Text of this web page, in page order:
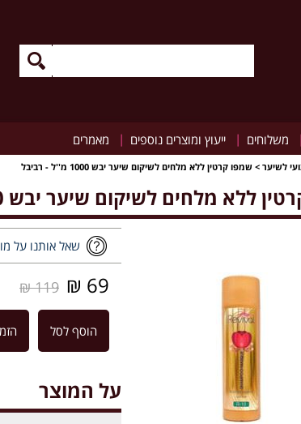
| משלוחים | ייעוץ ומוצרים נוספים | מאמרים
לשיער > שמפו קרטין ללא מלחים לשיקום שיער יבש 1000 מ''ל - רביבל
ללא מלחים לשיקום שיער יבש 1000 מ''ל - רביבל
שאל אותנו על
69 ₪
119 ₪
הוסף לסל
על המוצר